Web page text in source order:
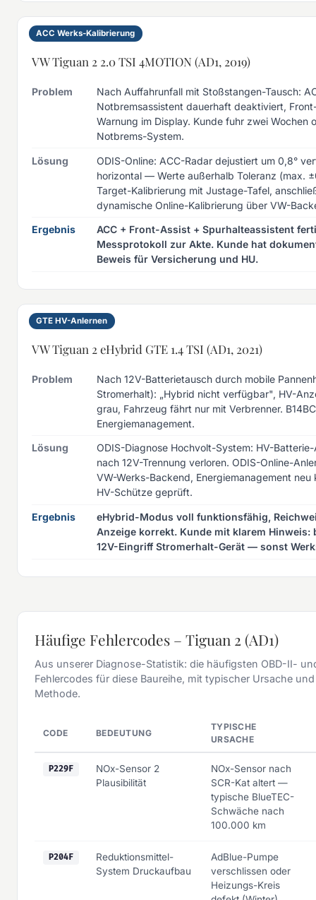
ACC Werks-Kalibrierung
VW Tiguan 2 2.0 TSI 4MOTION (AD1, 2019)
Problem
Nach Auffahrunfall mit Stoßstangen-Tausch:
Notbremsassistent dauerhaft deaktiviert,
Warnung im Display. Kunde fuhr zwei Wochen
Notbrems-System.
Lösung
ODIS-Online: ACC-Radar dejustiert um 0,8°
horizontal — Werte außerhalb Toleranz (max.
Target-Kalibrierung mit Justage-Tafel,
dynamische Online-Kalibrierung über VW-
Ergebnis
ACC + Front-Assist + Spurhalteassistent
Messprotokoll zur Akte. Kunde hat
Beweis für Versicherung und HU.
GTE HV-Anlernen
VW Tiguan 2 eHybrid GTE 1.4 TSI (AD1, 2021)
Problem
Nach 12V-Batterietausch durch mobile
Stromerhalt): „Hybrid nicht verfügbar", HV-
grau, Fahrzeug fährt nur mit Verbrenner.
Energiemanagement.
Lösung
ODIS-Diagnose Hochvolt-System: HV-
nach 12V-Trennung verloren. ODIS-Online-
VW-Werks-Backend, Energiemanagement neu
HV-Schütze geprüft.
Ergebnis
eHybrid-Modus voll funktionsfähig,
Anzeige korrekt. Kunde mit klarem Hinweis:
12V-Eingriff Stromerhalt-Gerät — sonst
Häufige Fehlercodes – Tiguan 2 (AD1)
Aus unserer Diagnose-Statistik: die häufigsten OBD-II-
Fehlercodes für diese Baureihe, mit typischer Ursache
Methode.
CODE BEDEUTUNG
TYPISCHE
URSACHE
P229F
NOx-Sensor 2
Plausibilität
NOx-Sensor nach
SCR-Kat altert —
typische BlueTEC-
Schwäche nach
100.000 km
P204F
Reduktionsmittel-
System Druckaufbau
AdBlue-Pumpe
verschlissen oder
Heizungs-Kreis